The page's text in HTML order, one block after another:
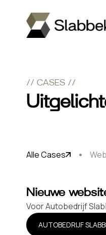
// CASES //
Alle Cases
Nieuwe
Voor Autobedrijf
AUTOBEDRIJF